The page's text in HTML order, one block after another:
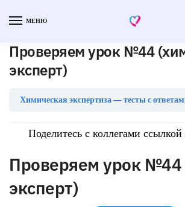
МЕНЮ
Проверяем урок №44
эксперт)
Химическая экспертиза — тесты с
Поделитесь с коллегами
Проверяем урок
эксперт)